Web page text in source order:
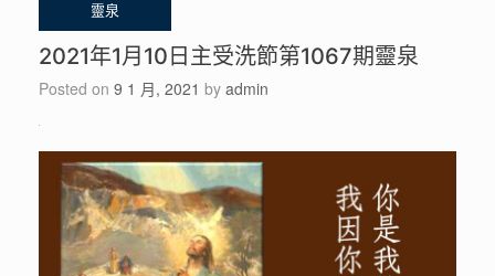
2021年1月10日主受洗節第1067期靈泉
Posted on 9 1 月, 2021 by admin